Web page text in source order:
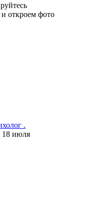
откроем фото
.
18 июля